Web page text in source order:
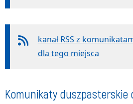
kanał RSS z
dla tego miejsca
Komunikaty duszpasterskie